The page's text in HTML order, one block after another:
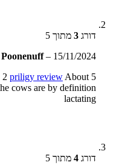
דורג 3 מתוך 5
Poonenuff– 15/11/2024
5 experienced ADRs; however, only 2 2
priligy review About
cows are by definition
lactating
דורג 4 מתוך 5